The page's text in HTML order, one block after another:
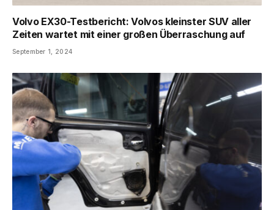
Volvo EX30-Testbericht: Volvos kleinster SUV aller
Zeiten wartet mit einer großen Überraschung auf
September 1, 2024